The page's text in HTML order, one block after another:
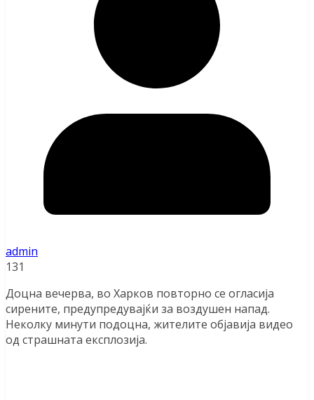
admin
131
Доцна вечерва, во Харков повторно се огласија
сирените, предупредувајќи за воздушен напад.
Неколку минути подоцна, жителите објавија видео
од страшната експлозија.